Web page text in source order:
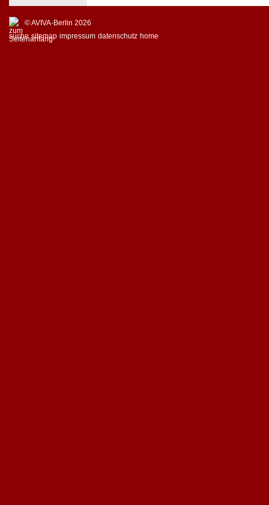
© AVIVA-Berlin 2026
suche sitemap impressum datenschutz home